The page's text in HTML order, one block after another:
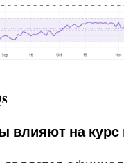
влияют на курс